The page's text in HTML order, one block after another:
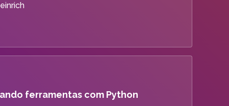
ferramentas com Python